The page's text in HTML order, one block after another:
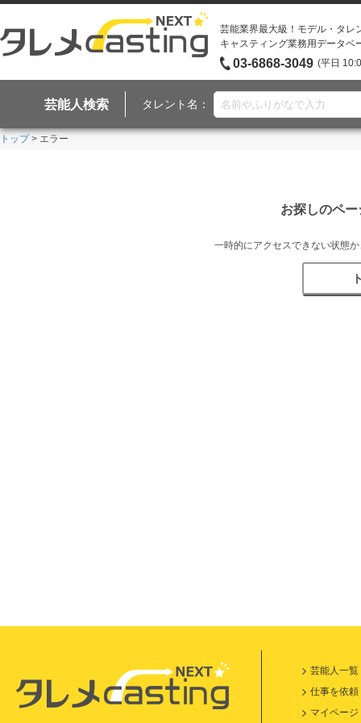
芸能業界最大級！モデル・タレ
キャスティング業務用データベ
03-6868-3049 (平日
芸能人検索 タレント名：
トップ> エラー
お探しのペ
一時的にアクセスできない状態
芸能人一覧
仕事を依頼
マイページ